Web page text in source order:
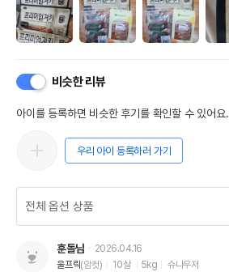
비슷한 리뷰
아이를 등록하면 비슷한 후기를 확인할 수 있어요.
우리 아이 등록하러 가기
훈돌님
2026.04.16
울프릭(암컷) 10살 5kg 슈나우저